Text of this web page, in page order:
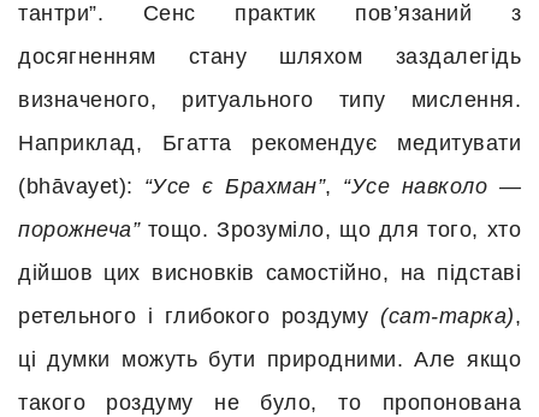
тантри”. Сенс практик пов’язаний з
досягненням стану шляхом заздалегідь
визначеного, ритуального типу мислення.
Наприклад, Бгатта рекомендує медитувати
(bhāvayet): “Усе є Брахман”, “Усе навколо —
порожнеча”тощо. Зрозуміло, що для того, хто
дійшов цих висновків самостійно, на підставі
ретельного і глибокого роздуму (сат-тарка),
ці думки можуть бути природними. Але якщо
такого роздуму не було, то пропонована